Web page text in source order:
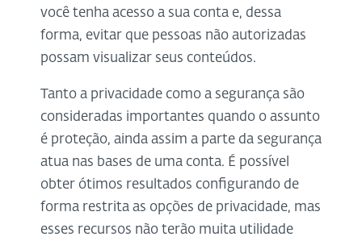
você tenha acesso a sua conta e, dessa
forma, evitar que pessoas não autorizadas
possam visualizar seus conteúdos.
Tanto a privacidade como a segurança são
consideradas importantes quando o assunto
é proteção, ainda assim a parte da segurança
atua nas bases de uma conta. É possível
obter ótimos resultados configurando de
forma restrita as opções de privacidade, mas
esses recursos não terão muita utilidade